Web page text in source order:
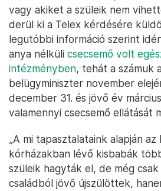
vagy akiket a szüleik nem
derül ki a Telex kérdésére
legutóbbi információ szerint
anya nélküli csecsemő volt
intézményben, tehát a számuk
belügyminiszter november
december 31. és jövő év
valamennyi csecsemő ellátását
„A mi tapasztalataink alapján
kórházakban lévő kisbabák
szüleik hagyták el, de még csak
családból jövő újszülöttek,